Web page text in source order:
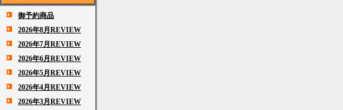
御予約商品
2026年8月REVIEW
2026年7月REVIEW
2026年6月REVIEW
2026年5月REVIEW
2026年4月REVIEW
2026年3月REVIEW